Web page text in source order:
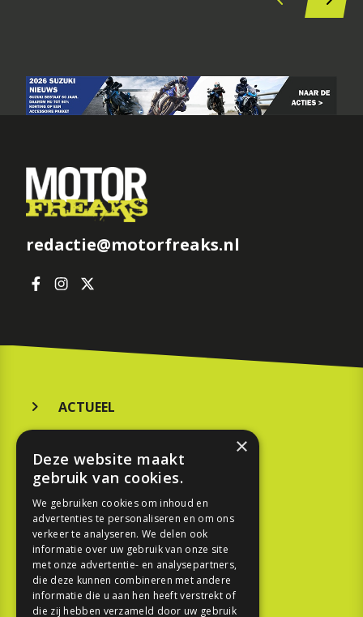
redactie@motorfreaks.nl
ACTUEEL
KOOPGIDS
TESTEN
SPORT
REPORTAGE
×
Deze website maakt
gebruik van cookies.
We gebruiken cookies om inhoud en
advertenties te personaliseren en om ons
verkeer te analyseren. We delen ook
informatie over uw gebruik van onze site
met onze advertentie- en analysepartners,
die deze kunnen combineren met andere
informatie die u aan hen heeft verstrekt of
die zij hebben verzameld door uw gebruik